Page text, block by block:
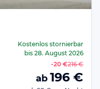
Kostenlos stornierbar
bis 28. August 2026
-20 €216 €
ab 196 €